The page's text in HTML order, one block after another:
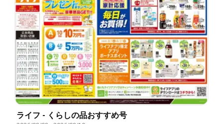
ライフ - くらしの品おすすめ号